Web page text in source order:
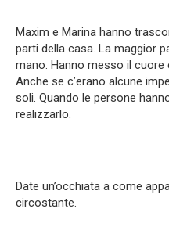
Maxim e Marina hanno
parti della casa. La maggior
mano. Hanno messo il cuore
Anche se c’erano alcune
soli. Quando le persone
realizzarlo.
Date un’occhiata a come
circostante.